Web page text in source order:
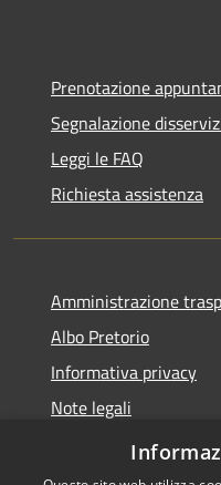
Prenotazione
Segnalazione
Leggi le FAQ
Richiesta assistenza
Amministrazione
Albo Pretorio
Informativa privacy
Note legali
Dichiarazione di